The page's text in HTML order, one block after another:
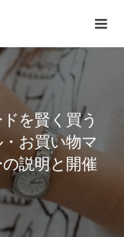
を賢く買う
お買い物マ
説明と開催